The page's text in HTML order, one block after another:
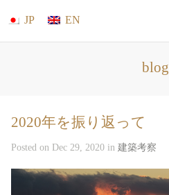
JP EN
blog
2020年を振り返って
Posted on Dec 29, 2020 in 建築考察